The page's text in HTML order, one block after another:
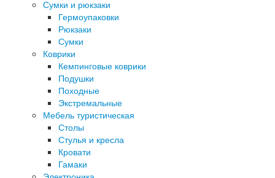
Сумки и рюкзаки
Гермоупаковки
Рюкзаки
Сумки
Коврики
Кемпинговые коврики
Подушки
Походные
Экстремальные
Мебель туристическая
Столы
Стулья и кресла
Кровати
Гамаки